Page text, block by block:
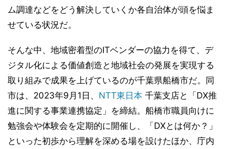
ム調達などをどう解決していくか各自治体が頭を悩ま
せている状況だ。
そんな中、地域密着型のITベンダーの協力を得て、デ
ジタル化による価値創造と地域社会の発展を実現する
取り組みで成果を上げているのが千葉県船橋市だ。同
市は、2023年9月1日、 NTT東日本 千葉支店と「DX推
進に関する事業連携協定」を締結。船橋市職員向けに
勉強会や体験会を定期的に開催し、「DXとは何か？」
といった初歩から理解を深める場を設けたほか、庁内